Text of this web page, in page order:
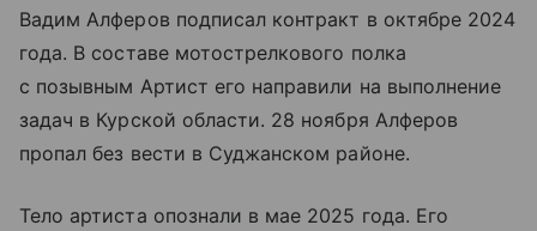
Вадим Алферов подписал контракт в октябре 2024
года. В составе мотострелкового полка
с позывным Артист его направили на выполнение
задач в Курской области. 28 ноября Алферов
пропал без вести в Суджанском районе.
Тело артиста опознали в мае 2025 года. Его